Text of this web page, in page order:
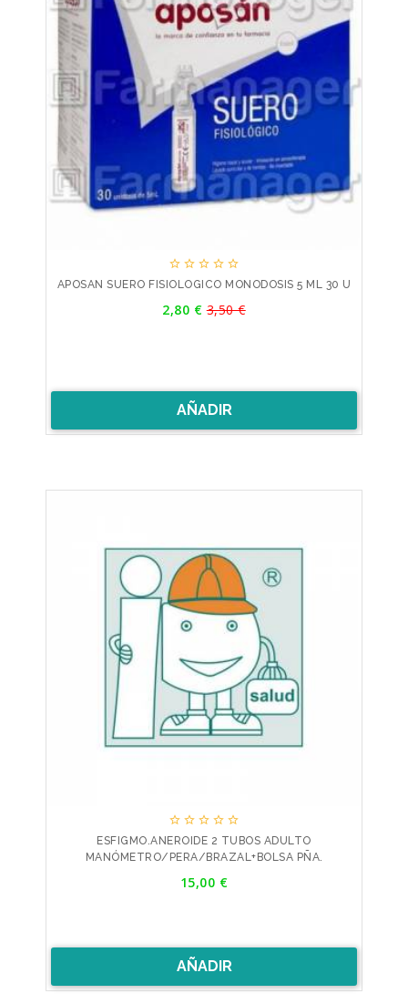
    
APOSAN SUERO FISIOLOGICO MONODOSIS 5 ML 30 U
2,80 €Precio
3,50 €
AÑADIR
    
ESFIGMO.ANEROIDE 2 TUBOS ADULTO
MANÓMETRO/PERA/BRAZAL+BOLSA PÑA.
15,00 €
AÑADIR